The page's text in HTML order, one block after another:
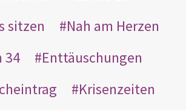
sitzen
Nah am Herzen
34
Enttäuschungen
Krisenzeiten